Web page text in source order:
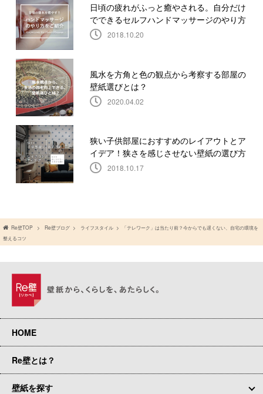
日頃の疲れがふっと癒やされる。自分だけ
でできるセルフハンドマッサージのやり方
2018.10.20
風水を方角と色の観点から考察する部屋の
壁紙選びとは？
2020.04.02
狭い子供部屋におすすめのレイアウトとア
イデア！狭さを感じさせない壁紙の選び方
2018.10.17
Re壁TOP Re壁ブログ ライフスタイル
「テレワーク」は当たり前？今からでも遅くない、自宅の環境を
整えるコツ
HOME
Re壁とは？
壁紙を探す